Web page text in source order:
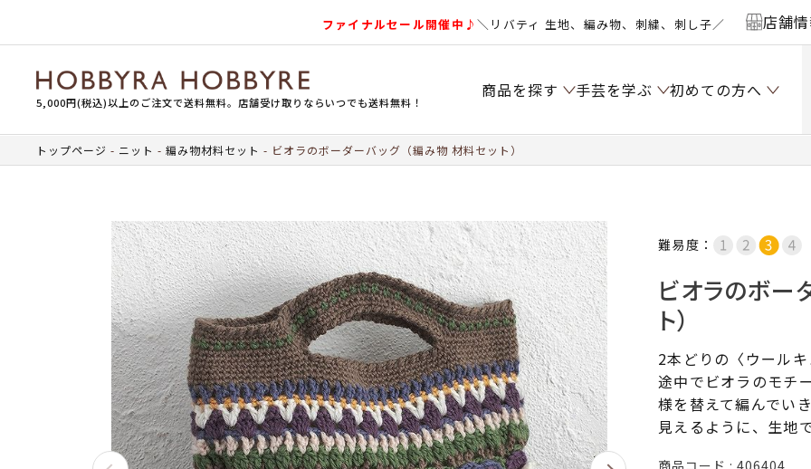
ファイナルセール開催中♪＼リバティ 生地、編み物、刺繍、刺し子／ 店舗
5,000円(税込)以上のご注文で送料無料。店舗受け取りならいつでも送料無料！
商品を探す 手芸を学ぶ 初めての方へ
トップページ ニット 編み物材料セット ビオラのボーダーバッグ（編み物 材料セット）
難易度：
ビオラのボー
ト）
2本どりの〈ウール
途中でビオラのモチ
様を替えて編んでい
見えるように、生地
商品コード 406404